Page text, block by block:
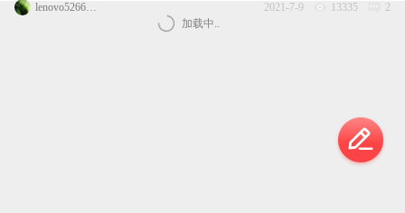
lenovo52662545笑笑 2021-7-9 13335
2
加载中..